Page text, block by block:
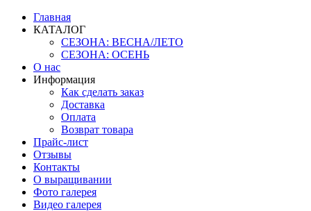
Главная
КАТАЛОГ
СЕЗОНА: ВЕСНА/ЛЕТО
СЕЗОНА: ОСЕНЬ
О нас
Информация
Как сделать заказ
Доставка
Оплата
Возврат товара
Прайс-лист
Отзывы
Контакты
О выращивании
Фото галерея
Видео галерея